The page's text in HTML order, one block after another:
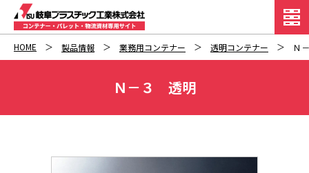
HOME 製品情報 業務用コンテナー 透明コンテナー Ｎ
Ｎ－３ 透明